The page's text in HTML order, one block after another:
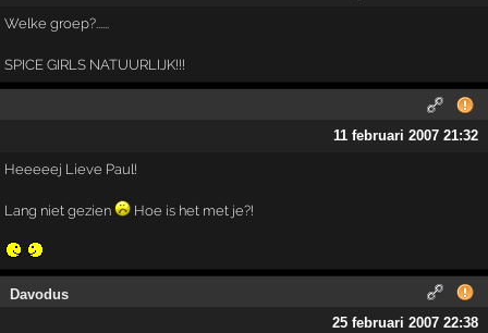
Welke groep?......
SPICE GIRLS NATUURLIJK!!!
11 februari 2007 21:32
Heeeeej Lieve Paul!
Lang niet gezien Hoe is het met je?!
Davodus
25 februari 2007 22:38